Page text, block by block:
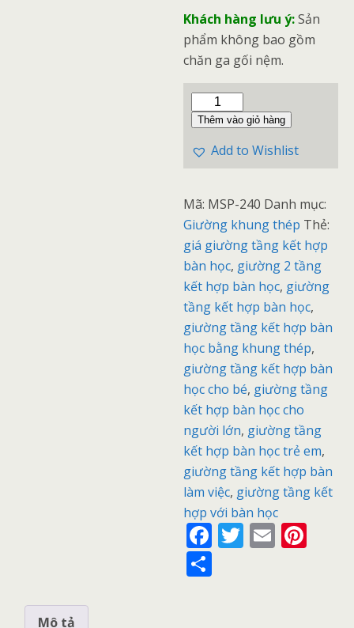
Khách hàng lưu ý:Sản
phẩm không bao gồm
chăn ga gối nệm.
Thêm vào giỏ hàng
Add to Wishlist
Mã: MSP-240 Danh mục:
Giường khung thép Thẻ:
giá giường tầng kết hợp
bàn học, giường 2 tầng
kết hợp bàn học, giường
tầng kết hợp bàn học,
giường tầng kết hợp bàn
học bằng khung thép,
giường tầng kết hợp bàn
học cho bé, giường tầng
kết hợp bàn học cho
người lớn, giường tầng
kết hợp bàn học trẻ em,
giường tầng kết hợp bàn
làm việc, giường tầng kết
hợp với bàn học
F T E
Mô tả